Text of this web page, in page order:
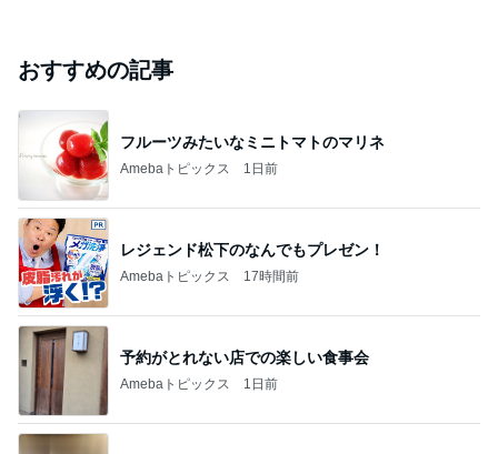
おすすめの記事
フルーツみたいなミニトマトのマリネ
Amebaトピックス 1日前
レジェンド松下のなんでもプレゼン！
Amebaトピックス 17時間前
予約がとれない店での楽しい食事会
Amebaトピックス 1日前